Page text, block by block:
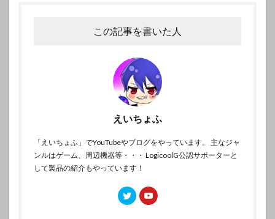
この記事を書いた人
えいちょふ
「えいちょふ」でYouTubeやブログをやっています。 主なジャ
ンルはゲーム、周辺機器等・・・ LogicoolG公認サポーターと
して製品の紹介もやっています！